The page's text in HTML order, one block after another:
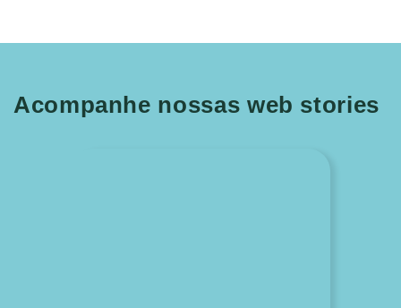
Acompanhe nossas web stories